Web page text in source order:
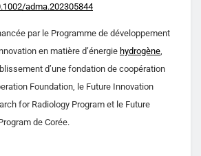
adma.202305844
par le Programme de développement
en matière d’énergie hydrogène
d’une fondation de coopération
Foundation, le Future Innovation
for Radiology Program et le Future
de Corée.